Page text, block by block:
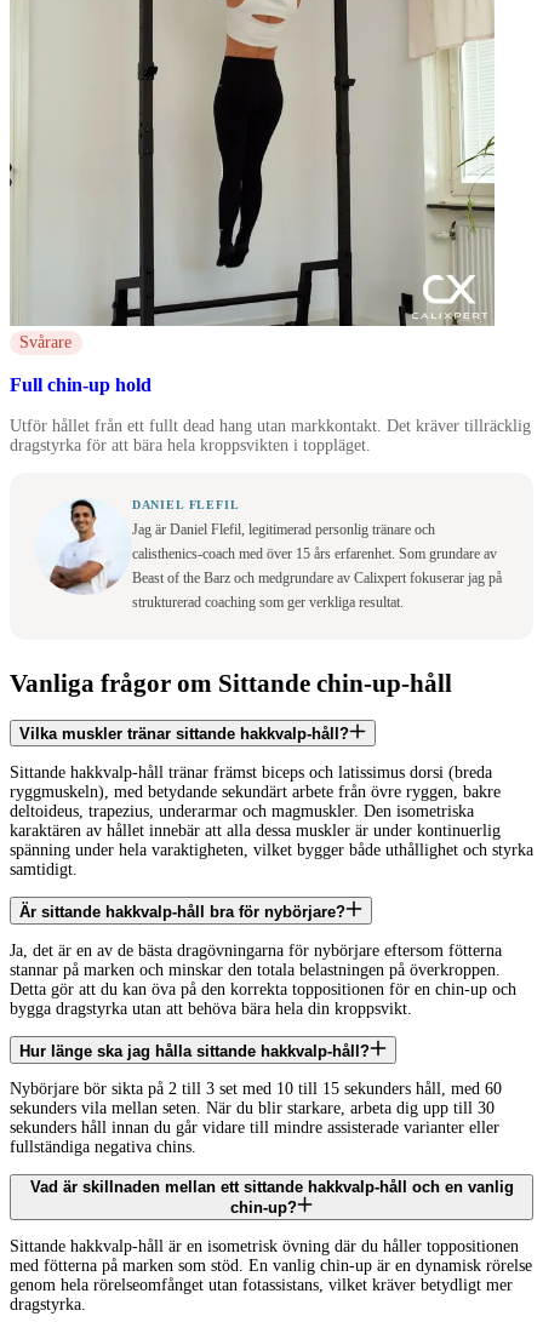
Svårare
Full chin-up hold
Utför hållet från ett fullt dead hang utan markkontakt. Det kräver tillräcklig
dragstyrka för att bära hela kroppsvikten i toppläget.
DANIEL FLEFIL
Jag är Daniel Flefil, legitimerad personlig tränare och
calisthenics-coach med över 15 års erfarenhet. Som grundare av
Beast of the Barz och medgrundare av Calixpert fokuserar jag på
strukturerad coaching som ger verkliga resultat.
Vanliga frågor om Sittande chin-up-håll
Vilka muskler tränar sittande hakkvalp-håll?
Sittande hakkvalp-håll tränar främst biceps och latissimus dorsi (breda
ryggmuskeln), med betydande sekundärt arbete från övre ryggen, bakre
deltoideus, trapezius, underarmar och magmuskler. Den isometriska
karaktären av hållet innebär att alla dessa muskler är under kontinuerlig
spänning under hela varaktigheten, vilket bygger både uthållighet och styrka
samtidigt.
Är sittande hakkvalp-håll bra för nybörjare?
Ja, det är en av de bästa dragövningarna för nybörjare eftersom fötterna
stannar på marken och minskar den totala belastningen på överkroppen.
Detta gör att du kan öva på den korrekta toppositionen för en chin-up och
bygga dragstyrka utan att behöva bära hela din kroppsvikt.
Hur länge ska jag hålla sittande hakkvalp-håll?
Nybörjare bör sikta på 2 till 3 set med 10 till 15 sekunders håll, med 60
sekunders vila mellan seten. När du blir starkare, arbeta dig upp till 30
sekunders håll innan du går vidare till mindre assisterade varianter eller
fullständiga negativa chins.
Vad är skillnaden mellan ett sittande hakkvalp-håll och en vanlig
chin-up?
Sittande hakkvalp-håll är en isometrisk övning där du håller toppositionen
med fötterna på marken som stöd. En vanlig chin-up är en dynamisk rörelse
genom hela rörelseomfånget utan fotassistans, vilket kräver betydligt mer
dragstyrka.